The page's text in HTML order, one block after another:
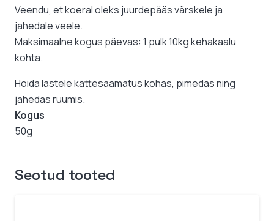
Veendu, et koeral oleks juurdepääs värskele ja
jahedale veele.
Maksimaalne kogus päevas: 1 pulk 10kg kehakaalu
kohta.
Hoida lastele kättesaamatus kohas, pimedas ning
jahedas ruumis.
Kogus
50g
Seotud tooted